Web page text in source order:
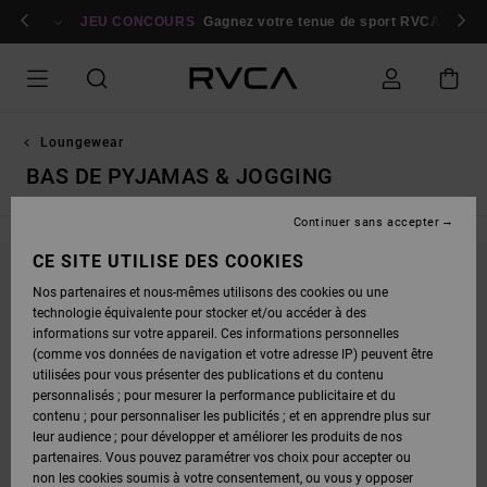
GRILLE
Se connecter / s'inscrire
JEU CONCOURS Gagnez votre tenue de sport RVCA
Loungewear
BAS DE PYJAMAS & JOGGING
NE PARTEZ PAS TROP LOIN, NOS PRODUITS
SERONT BIENTÔT DE RETOUR
OUPS, NOUS N'AVONS TROUVÉ AUCUN
RÉSULTAT POUR VOTRE RECHERCHE.
PAS DE SOUCI ! ESSAYEZ AVEC D'AUTRES MOTS OU EXPLOREZ NOS
CATÉGORIES POUR TROUVER CE QUE VOUS CHERCHEZ.
CE SITE UTILISE DES COOKIES
Nos partenaires et nous-mêmes utilisons des cookies ou une
technologie équivalente pour stocker et/ou accéder à des
informations sur votre appareil. Ces informations personnelles
(comme vos données de navigation et votre adresse IP) peuvent être
utilisées pour vous présenter des publications et du contenu
personnalisés ; pour mesurer la performance publicitaire et du
contenu ; pour personnaliser les publicités ; et en apprendre plus sur
leur audience ; pour développer et améliorer les produits de nos
partenaires. Vous pouvez paramétrer vos choix pour accepter ou
non les cookies soumis à votre consentement, ou vous y opposer
Continuer sans accepter